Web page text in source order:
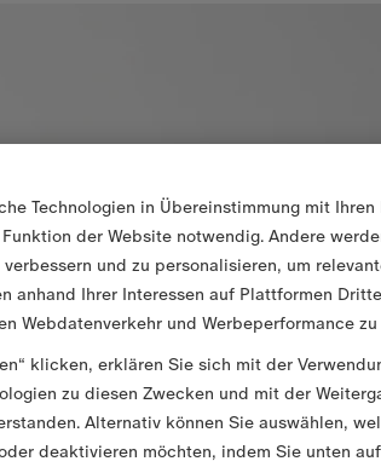
Technologien in Übereinstimmung mit Ihren
der Website notwendig. Andere
und zu personalisieren, um
anhand Ihrer Interessen auf Plattformen
Webdatenverkehr und Werbeperformance
klicken, erklären Sie sich mit der
zu diesen Zwecken und mit der
Alternativ können Sie auswählen,
deaktivieren möchten, indem Sie unten auf